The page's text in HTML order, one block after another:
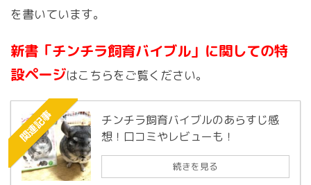
を書いています。
新書「チンチラ飼育バイブル」に関しての特
設ページはこちらをご覧ください。
関連記事
チンチラ飼育バイブルのあらすじ感
想！口コミやレビューも！
続きを見る